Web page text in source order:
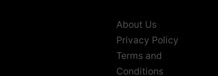
About Us
Privacy Policy
Terms and
Conditions